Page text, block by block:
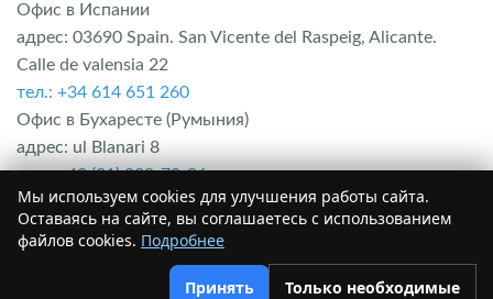
Офис в Испании
адрес: 03690 Spain. San Vicente del Raspeig, Alicante.
Calle de valensia 22
тел.: +34 614 651 260
Офис в Бухаресте (Румыния)
адрес: ul Blanari 8
тел.: +40 (31) 229-70-96
Офис в Болгарии
адрес: Область Бургас. г. Несебыр. Комплекс Mesembria
тел.: +35 652 254 078
Мы используем cookies для улучшения работы сайта.
Оставаясь на сайте, вы соглашаетесь с использованием
файлов cookies. Подробнее
Принять Только необходимые